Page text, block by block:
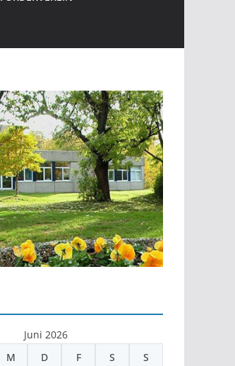
Juni 2026
M D F S S